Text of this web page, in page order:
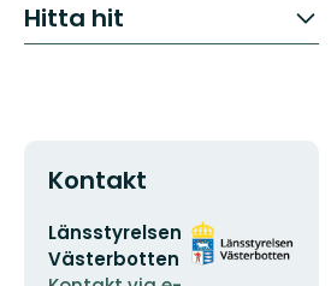
Hitta hit
Kontakt
E-
postadress
Länsstyrelsen
Västerbotten
Organisationens
logotyp